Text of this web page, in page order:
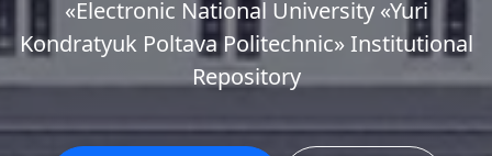
«Еlectronic National University «Yuri
Kondratyuk Poltava Politechnic» Institutional
Repository